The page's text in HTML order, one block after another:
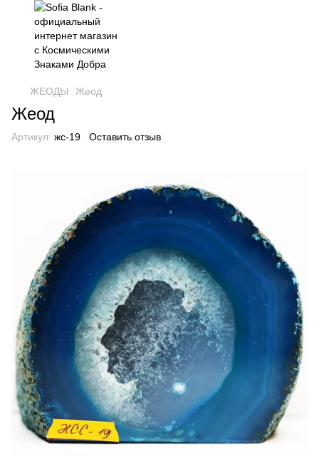
ЖЕОДЫ Жеод
Жеод
Артикул: жс-19 Оставить отзыв